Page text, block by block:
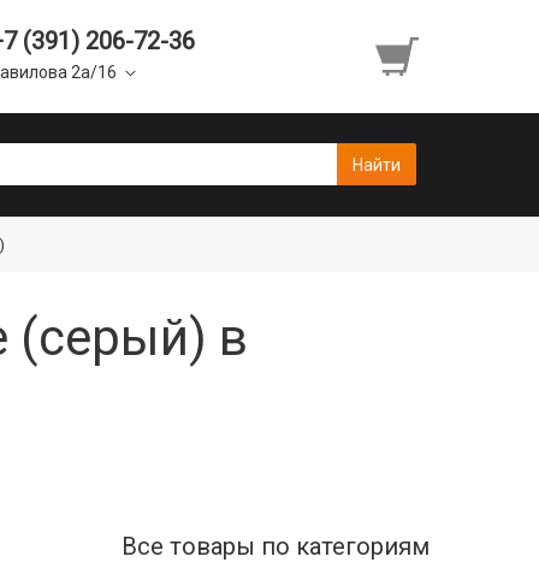
(391) 206-72-36
2а/16
(серый) в
Все товары по категориям